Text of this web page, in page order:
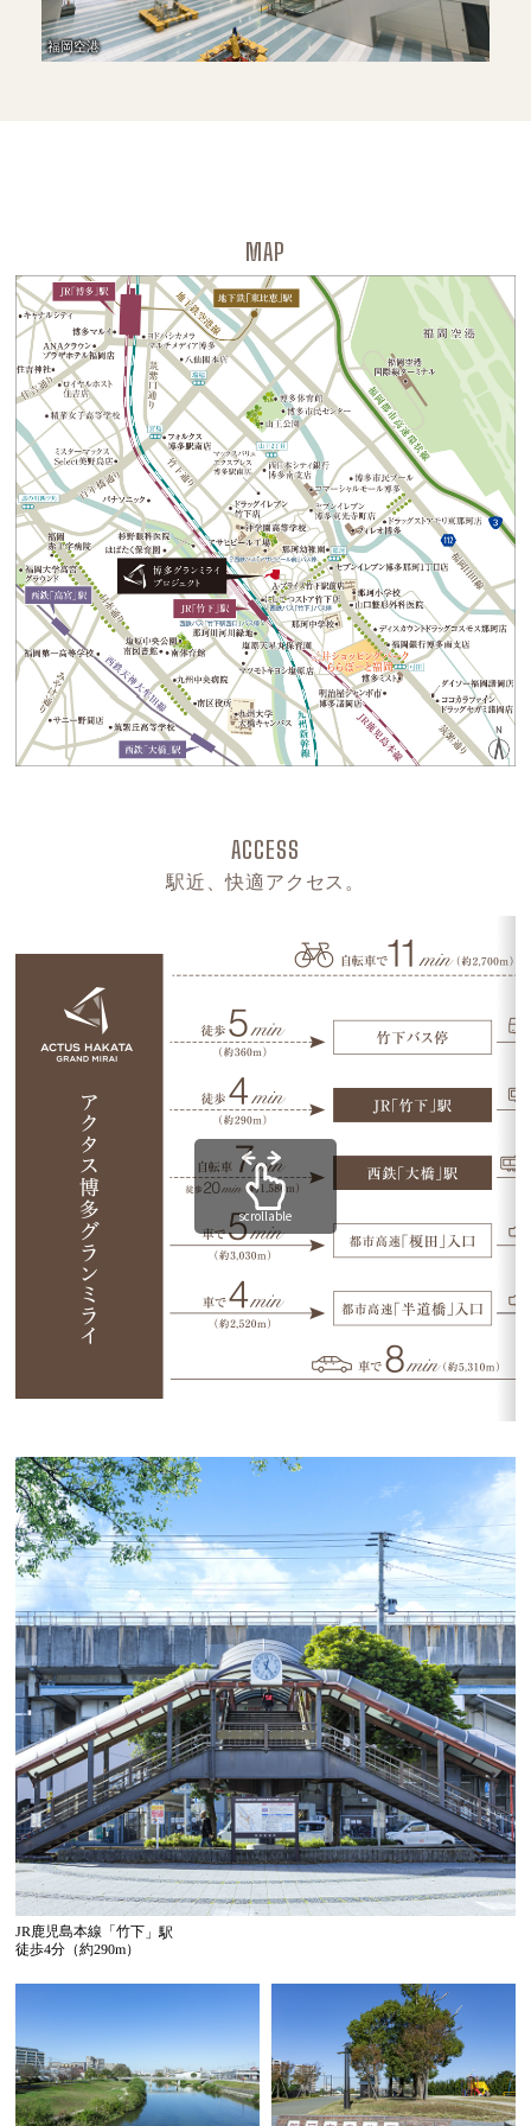
福岡空港
MAP
ACCESS
駅近、快適アクセス。
scrollable
JR鹿児島本線「竹下」駅
徒歩4分（約290m）